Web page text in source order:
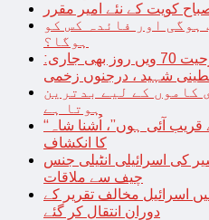
کویت کے نئے امیر مقرر
ہوگی اور فائدہ کس کو
ہوگا؟
غزہ پر اسرائیلی جارحیت 70 ویں روز بھی جاری:
کاموں کے لیے بدترین
ہوتا ہے
“غزہ کے حالات دیکھ کر اسلام کے قریب آئی ہوں”، اُشنا شاہ
کا انکشاف
کی اسرائیلی انٹیلی جنس
چیف سے ملاقات
اسرائیل مخالف تقریر کے
دوران انتقال کر گئے